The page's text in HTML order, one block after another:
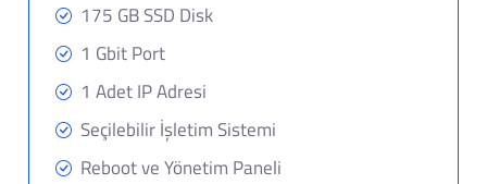
175 GB SSD Disk
1 Gbit Port
1 Adet IP Adresi
Seçilebilir İşletim Sistemi
Reboot ve Yönetim Paneli